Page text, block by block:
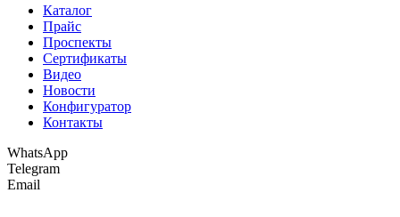
Каталог
Прайс
Проспекты
Сертификаты
Видео
Новости
Конфигуратор
Контакты
WhatsApp
Telegram
Email